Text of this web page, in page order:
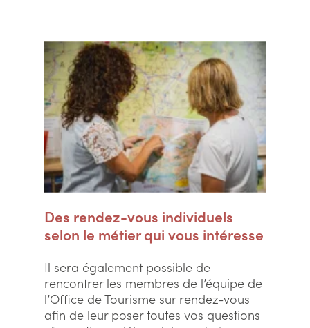
Des rendez-vous individuels
selon le métier qui vous intéresse
Il sera également possible de
rencontrer les membres de l’équipe de
l’Office de Tourisme sur rendez-vous
afin de leur poser toutes vos questions